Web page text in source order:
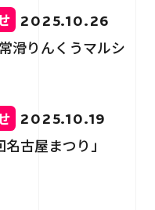
い合わせ
2025.10.26
滑りんくうマルシ
2025.10.19
名古屋まつり」